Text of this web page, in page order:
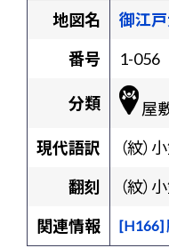
地図名
御江
番号
1-056
分類
屋
現代語訳
（紋）
翻刻
（紋）
関連情報
[H166]